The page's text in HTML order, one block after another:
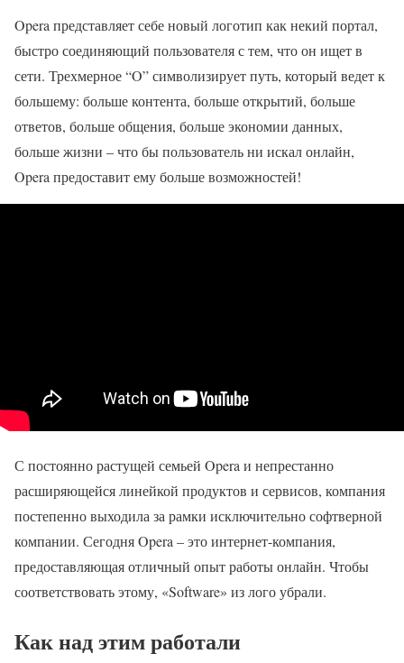
Opera представляет себе новый логотип как некий портал,
быстро соединяющий пользователя с тем, что он ищет в
сети. Трехмерное “O” символизирует путь, который ведет к
большему: больше контента, больше открытий, больше
ответов, больше общения, больше экономии данных,
больше жизни – что бы пользователь ни искал онлайн,
Opera предоставит ему больше возможностей!
С постоянно растущей семьей Opera и непрестанно
расширяющейся линейкой продуктов и сервисов, компания
постепенно выходила за рамки исключительно софтверной
компании. Сегодня Opera – это интернет-компания,
предоставляющая отличный опыт работы онлайн. Чтобы
соответствовать этому, «Software» из лого убрали.
Как над этим работали